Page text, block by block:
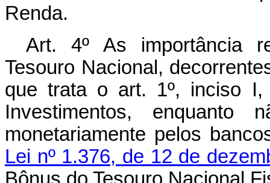
Renda.
Art. 4º As importância
Tesouro Nacional,
que trata o art. 1º, inciso
Investimentos, enquanto
monetariamente pelos
Lei nº 1.376, de 12 de